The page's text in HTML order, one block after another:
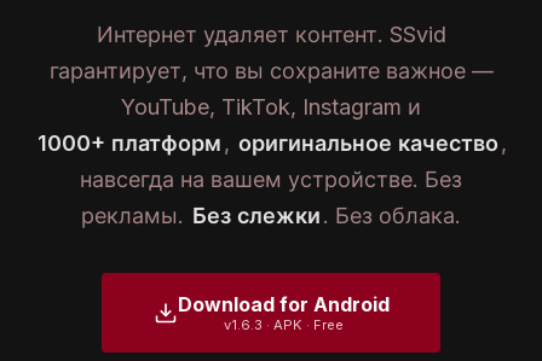
Интернет удаляет контент. SSvid
гарантирует, что вы сохраните важное —
YouTube, TikTok, Instagram и
1000+ платформ, оригинальное качество,
навсегда на вашем устройстве. Без
рекламы. Без слежки. Без облака.
Download for Android
v1.6.3 · APK · Free